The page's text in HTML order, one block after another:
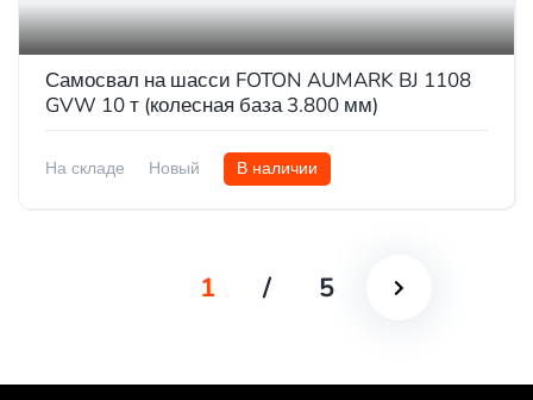
Самосвал на шасси FOTON AUMARK BJ 1108
GVW 10 т (колесная база 3.800 мм)
На складе Новый В наличии
1 / 5